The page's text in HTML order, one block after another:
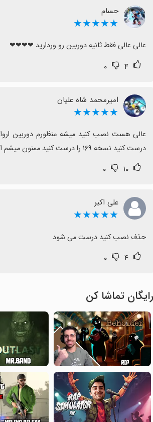
حسام
★★★★★
عالی عالی فقط ثانیه دوربین رو وردارید ❤❤❤❤
۴ ۰
امیرمحمد شاه علیان
★★★★★
درست کنید نسخه ۱۶۹ را درست کنید ممنون میشم اگه درست کنید
۱۰ ۰
علی اکبر
★★★★★
حذف نصب کنید درست می شود
۴ ۰
رایگان تماشا کن